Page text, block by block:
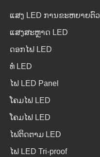
ແສງ LED ການຂະຫຍາຍຕົວ
ແສງສະຫຼາດ LED
ດອກໄຟ LED
ທໍ່ LED
ໄຟ LED Panel
ໂຄມໄຟ LED
ໂຄມໄຟ LED
ໄຟຕິດຕາມ LED
ໄຟ LED Tri-proof